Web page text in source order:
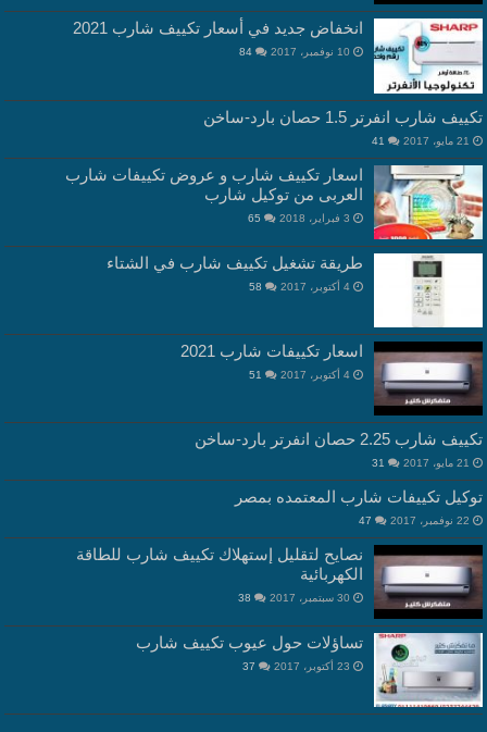
انخفاض جديد في أسعار تكييف شارب 2021
10 نوفمبر، 2017 84
تكييف شارب انفرتر 1.5 حصان بارد-ساخن
21 مايو، 2017 41
اسعار تكييف شارب و عروض تكييفات شارب
العربى من توكيل شارب
3 فبراير، 2018 65
طريقة تشغيل تكييف شارب في الشتاء
4 أكتوبر، 2017 58
اسعار تكييفات شارب 2021
4 أكتوبر، 2017 51
تكييف شارب 2.25 حصان انفرتر بارد-ساخن
21 مايو، 2017 31
توكيل تكييفات شارب المعتمده بمصر
22 نوفمبر، 2017 47
نصايح لتقليل إستهلاك تكييف شارب للطاقة
الكهربائية
30 سبتمبر، 2017 38
تساؤلات حول عيوب تكييف شارب
23 أكتوبر، 2017 37